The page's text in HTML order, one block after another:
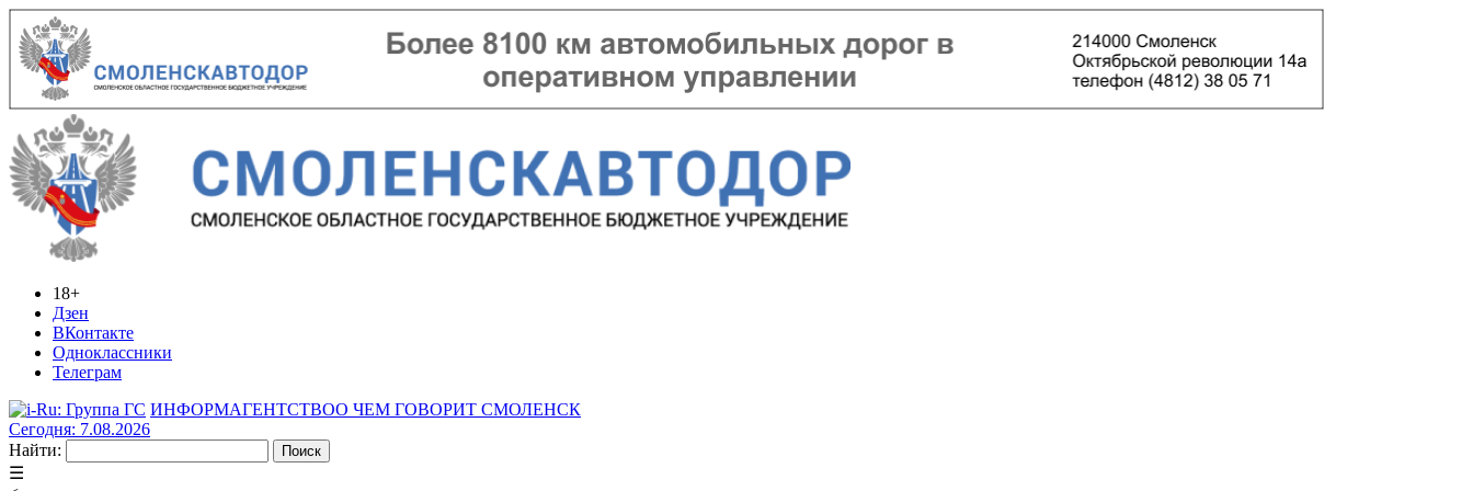
18+
Дзен
ВКонтакте
Одноклассники
Телеграм
ИНФОРМАГЕНТСТВОО ЧЕМ ГОВОРИТ СМОЛЕНСК
Сегодня: 7.08.2026
Найти:
☰